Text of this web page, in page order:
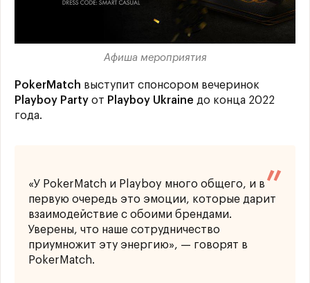
Афиша мероприятия
PokerMatch выступит спонсором вечеринок
Playboy Party от Playboy Ukraine до конца 2022
года.
«У PokerMatch и Playboy много общего, и в
первую очередь это эмоции, которые дарит
взаимодействие с обоими брендами.
Уверены, что наше сотрудничество
приумножит эту энергию», — говорят в
PokerMatch.